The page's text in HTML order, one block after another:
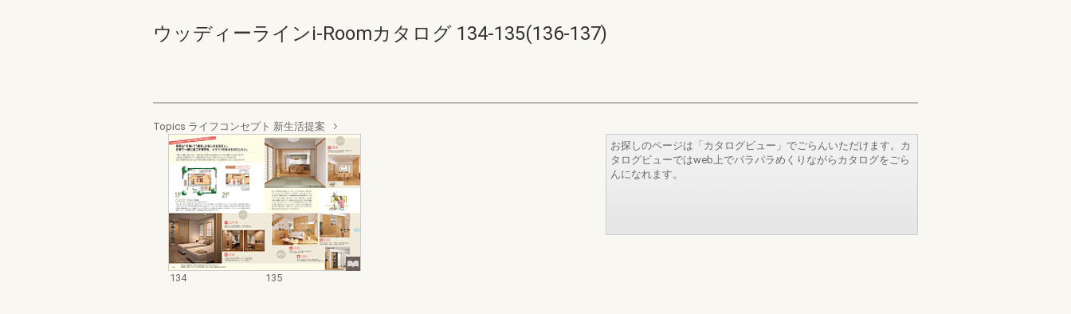
ウッディーラインi-Roomカタログ 134-135(136-137)
Topics ライフコンセプト 新生活提案
134 135
お探しのページは「カタログビュー」でごらんいただけます。カ
タログビューではweb上でパラパラめくりながらカタログをごら
んになれます。